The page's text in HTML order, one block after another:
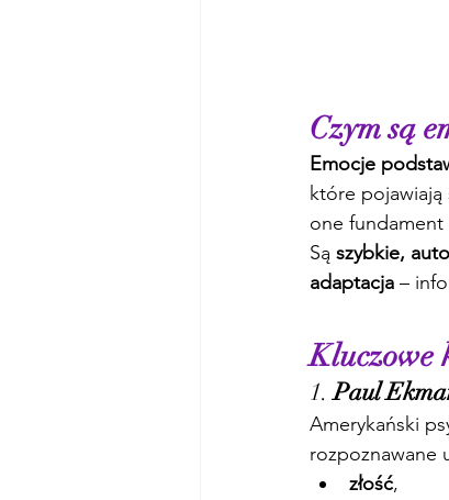
Czym są
Emocje
które pojawiają
one fundament
Są szybkie,
adaptacja –
Kluczowe
1. Paul
Amerykański
rozpoznawane
złość,